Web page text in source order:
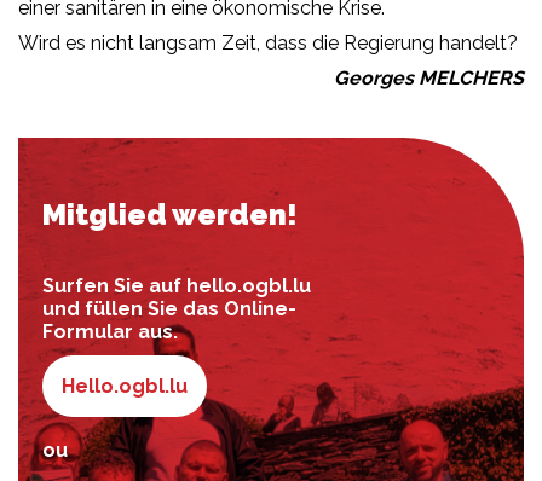
einer sanitären in eine ökonomische Krise.
Wird es nicht langsam Zeit, dass die Regierung handelt?
Georges MELCHERS
Mitglied werden!
Surfen Sie auf hello.ogbl.lu
und füllen Sie das Online-
Formular aus.
Hello.ogbl.lu
ou